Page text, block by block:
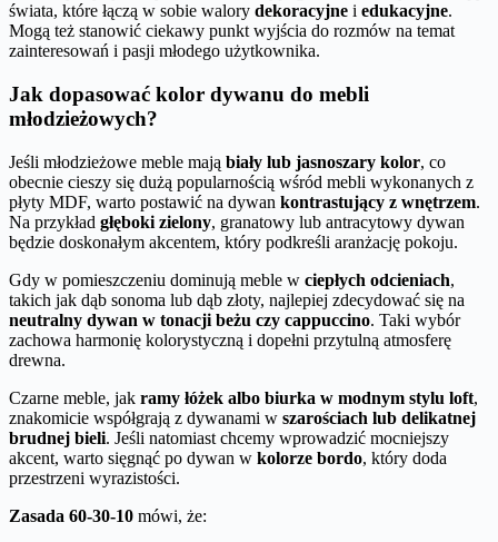
świata, które łączą w sobie walory dekoracyjne i edukacyjne.
Mogą też stanowić ciekawy punkt wyjścia do rozmów na temat
zainteresowań i pasji młodego użytkownika.
Jak dopasować kolor dywanu do mebli
młodzieżowych?
Jeśli młodzieżowe meble mają biały lub jasnoszary kolor, co
obecnie cieszy się dużą popularnością wśród mebli wykonanych z
płyty MDF, warto postawić na dywan kontrastujący z wnętrzem.
Na przykład głęboki zielony, granatowy lub antracytowy dywan
będzie doskonałym akcentem, który podkreśli aranżację pokoju.
Gdy w pomieszczeniu dominują meble w ciepłych odcieniach,
takich jak dąb sonoma lub dąb złoty, najlepiej zdecydować się na
neutralny dywan w tonacji beżu czy cappuccino. Taki wybór
zachowa harmonię kolorystyczną i dopełni przytulną atmosferę
drewna.
Czarne meble, jak ramy łóżek albo biurka w modnym stylu loft,
znakomicie współgrają z dywanami w szarościach lub delikatnej
brudnej bieli. Jeśli natomiast chcemy wprowadzić mocniejszy
akcent, warto sięgnąć po dywan w kolorze bordo, który doda
przestrzeni wyrazistości.
Zasada 60-30-10 mówi, że: